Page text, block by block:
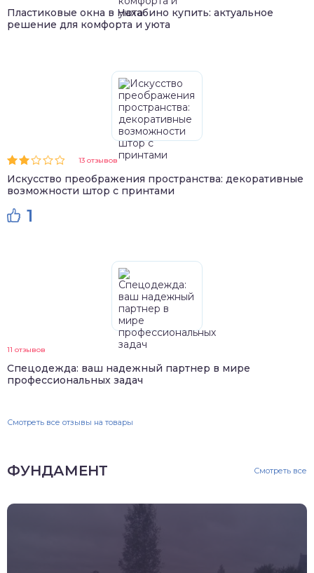
Пластиковые окна в Нахабино купить: актуальное
решение для комфорта и уюта
13 отзывов
Искусство преображения пространства: декоративные
возможности штор с принтами
1
11 отзывов
Спецодежда: ваш надежный партнер в мире
профессиональных задач
Смотреть все отзывы на товары
ФУНДАМЕНТ Смотреть все